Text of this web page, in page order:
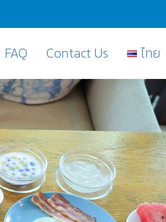
FAQ Contact Us ไทย